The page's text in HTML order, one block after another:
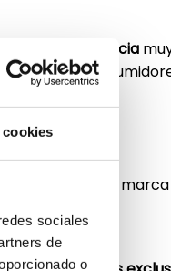
cookies
sociales
de
o
una
experiencia
con los
a conectar la marca